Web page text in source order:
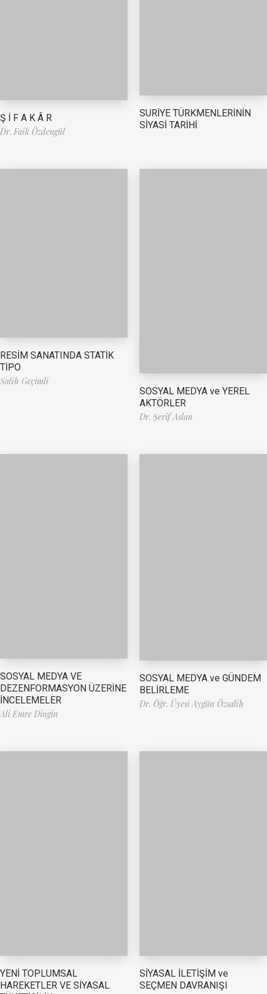
Ş İ F A K Â R
Dr. Faik Özdengül
SURİYE TÜRKMENLERİNİN
SİYASİ TARİHİ
RESİM SANATINDA STATİK
TİPO
Salih Geçimli
SOSYAL MEDYA ve YEREL
AKTÖRLER
Dr. Şerif Aslan
SOSYAL MEDYA VE
DEZENFORMASYON ÜZERİNE
İNCELEMELER
Ali Emre Dingin
SOSYAL MEDYA ve GÜNDEM
BELİRLEME
Dr. Öğr. Üyesi Aygün Özsalih
YENİ TOPLUMSAL
HAREKETLER VE SİYASAL
SİYASAL İLETİŞİM ve
SEÇMEN DAVRANIŞI